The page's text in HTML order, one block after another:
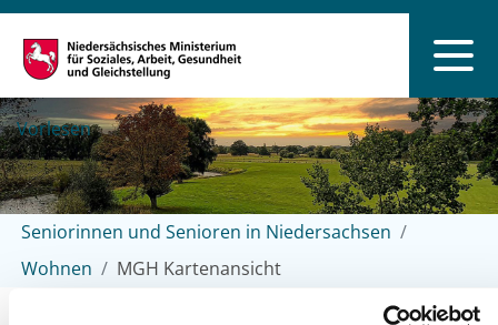
Vorlesen
Seniorinnen und Senioren in Niedersachsen
Wohnen
MGH Kartenansicht